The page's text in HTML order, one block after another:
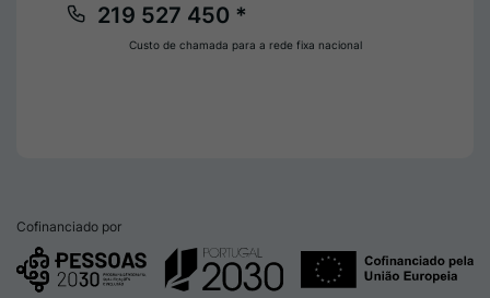
219 527 450 *
Custo de chamada para a rede fixa nacional
Cofinanciado por